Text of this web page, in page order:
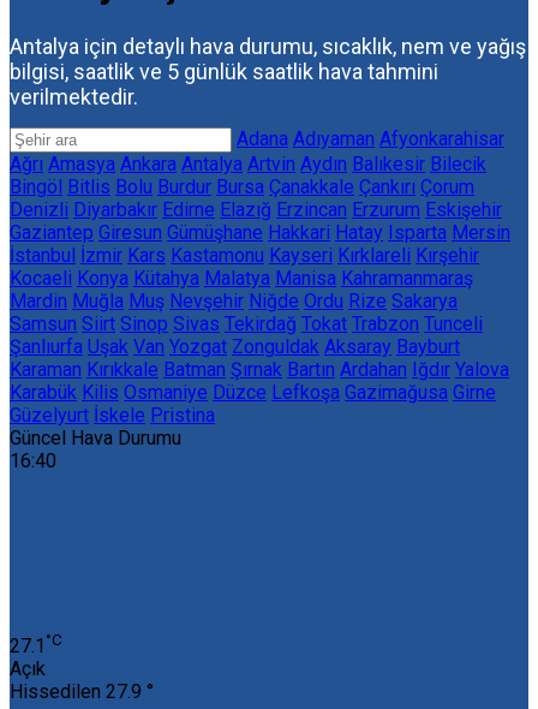
Antalya için detaylı hava durumu, sıcaklık, nem ve yağış
bilgisi, saatlik ve 5 günlük saatlik hava tahmini
verilmektedir.
Adana Adıyaman Afyonkarahisar
Ağrı Amasya Ankara Antalya Artvin Aydın Balıkesir Bilecik
Bingöl Bitlis Bolu Burdur Bursa Çanakkale Çankırı Çorum
Denizli Diyarbakır Edirne Elazığ Erzincan Erzurum Eskişehir
Gaziantep Giresun Gümüşhane Hakkari Hatay Isparta Mersin
İstanbul İzmir Kars Kastamonu Kayseri Kırklareli Kırşehir
Kocaeli Konya Kütahya Malatya Manisa Kahramanmaraş
Mardin Muğla Muş Nevşehir Niğde Ordu Rize Sakarya
Samsun Siirt Sinop Sivas Tekirdağ Tokat Trabzon Tunceli
Şanlıurfa Uşak Van Yozgat Zonguldak Aksaray Bayburt
Karaman Kırıkkale Batman Şırnak Bartın Ardahan Iğdır Yalova
Karabük Kilis Osmaniye Düzce Lefkoşa Gazimağusa Girne
Güzelyurt İskele Pristina
Güncel Hava Durumu
16:40
27.1 ‎°C
Açık
Hissedilen 27.9 °